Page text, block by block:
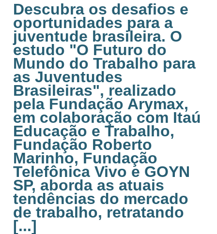
Descubra os desafios e
oportunidades para a
juventude brasileira. O
estudo "O Futuro do
Mundo do Trabalho para
as Juventudes
Brasileiras", realizado
pela Fundação Arymax,
em colaboração com Itaú
Educação e Trabalho,
Fundação Roberto
Marinho, Fundação
Telefônica Vivo e GOYN
SP, aborda as atuais
tendências do mercado
de trabalho, retratando
[...]